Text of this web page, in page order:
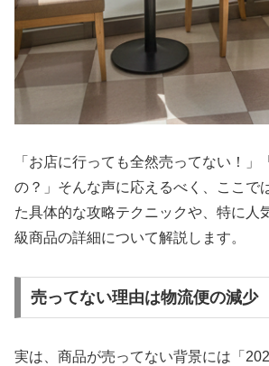
「お店に行っても全然売ってない！」
の？」そんな声に応えるべく、ここで
た具体的な攻略テクニックや、特に人
級商品の詳細について解説します。
売ってない理由は物流便の減少
実は、商品が売ってない背景には「